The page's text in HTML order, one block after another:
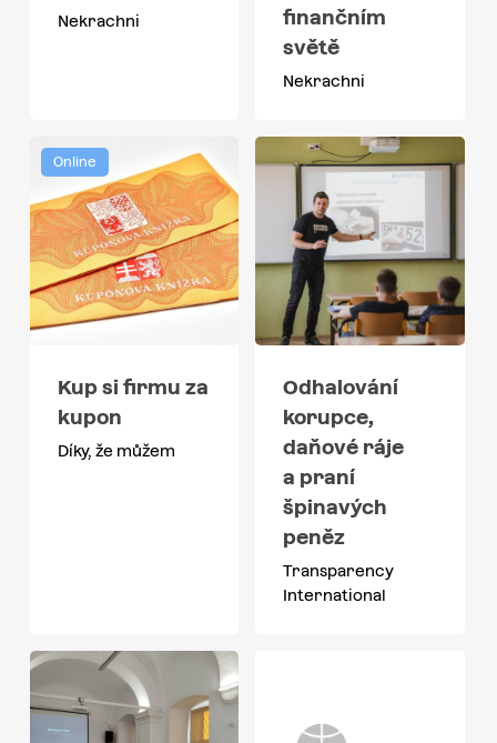
Nekrachni
finančním
světě
Nekrachni
Online
Kup si firmu za
kupon
Díky, že můžem
Odhalování
korupce,
daňové ráje
a praní
špinavých
peněz
Transparency
International